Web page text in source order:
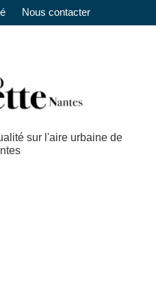
Nous contacter
sur l'aire urbaine de